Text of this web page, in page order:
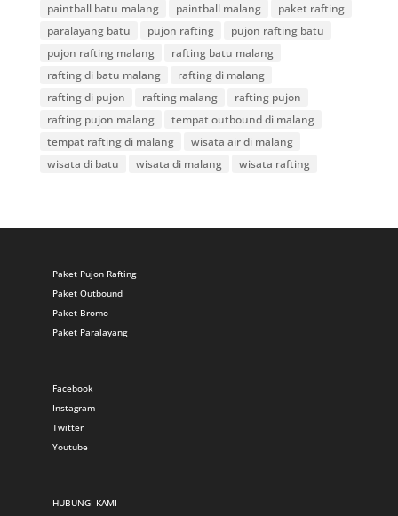
paintball batu malang
paintball malang
paket rafting
paralayang batu
pujon rafting
pujon rafting batu
pujon rafting malang
rafting batu malang
rafting di batu malang
rafting di malang
rafting di pujon
rafting malang
rafting pujon
rafting pujon malang
tempat outbound di malang
tempat rafting di malang
wisata air di malang
wisata di batu
wisata di malang wisata rafting
Paket Pujon Rafting
Paket Outbound
Paket Bromo
Paket Paralayang
Facebook
Instagram
Twitter
Youtube
HUBUNGI KAMI